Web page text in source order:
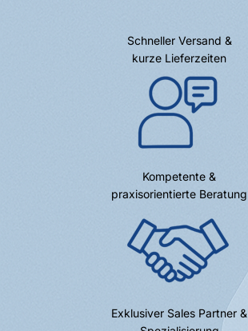
Schneller Versand &
kurze Lieferzeiten
Kompetente &
praxisorientierte Beratung
Exklusiver Sales Partner &